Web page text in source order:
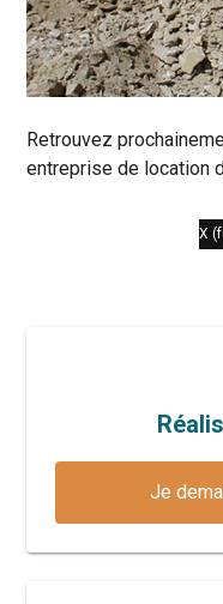
Retrouvez
entreprise de location
X
Je